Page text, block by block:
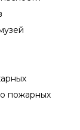
пожарных